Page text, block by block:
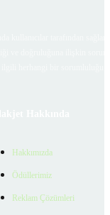
Hakkımızda
Ödüllerimiz
Reklam Çözümleri